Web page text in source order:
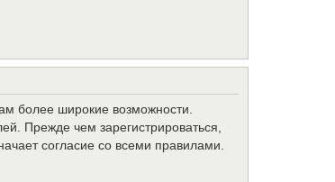
более широкие возможности.
Прежде чем зарегистрироваться,
согласие со всеми правилами.